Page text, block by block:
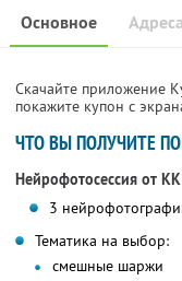
Основное Адреса
Скачайте приложение
покажите купон с
ЧТО ВЫ ПОЛУЧИТЕ
Нейрофотосессия от KK
3
Тематика на выбор:
смешные шаржи